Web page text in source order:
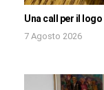
Una call per il
7 Agosto 2026